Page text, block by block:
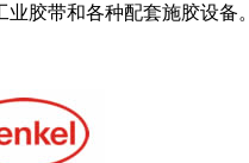
业胶带和各种配套施胶设备。